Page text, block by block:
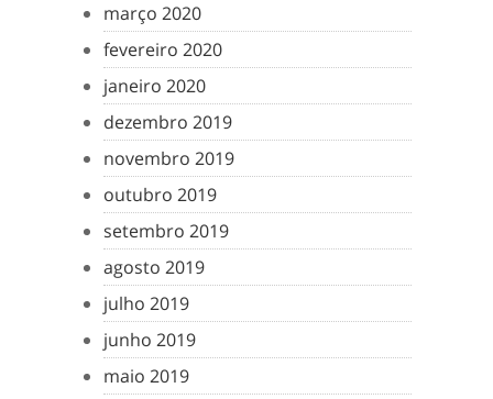
março 2020
fevereiro 2020
janeiro 2020
dezembro 2019
novembro 2019
outubro 2019
setembro 2019
agosto 2019
julho 2019
junho 2019
maio 2019